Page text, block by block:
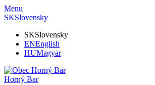
Menu
SKSlovensky
SKSlovensky
ENEnglish
HUMagyar
Horný Bar